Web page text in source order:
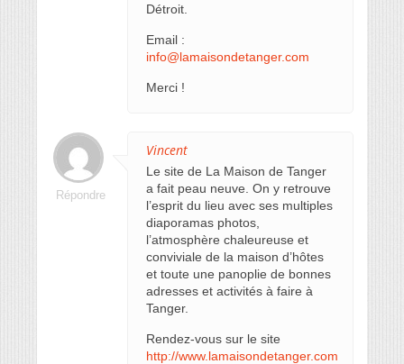
Détroit.
Email :
info@lamaisondetanger.com
Merci !
Vincent
Le site de La Maison de Tanger
a fait peau neuve. On y retrouve
l’esprit du lieu avec ses multiples
diaporamas photos,
l’atmosphère chaleureuse et
conviviale de la maison d’hôtes
et toute une panoplie de bonnes
adresses et activités à faire à
Tanger.
Rendez-vous sur le site
http://www.lamaisondetanger.com
Répondre